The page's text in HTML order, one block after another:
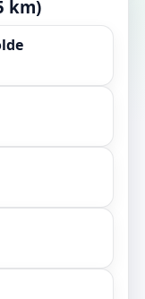
km)